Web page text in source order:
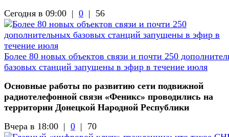
Сегодня в 09:00 | 0 | 56
Более 80 новых объектов связи и почти 250
базовых станций запущены в эфир в течение июля
Основные работы по развитию сети подвижной
радиотелефонной связи «Феникс» проводились на
территории Донецкой Народной Республики
Вчера в 18:00 | 0 | 70